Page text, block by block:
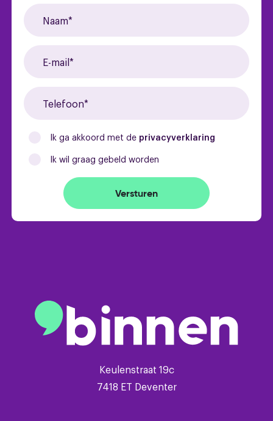
Ik ga akkoord met de privacyverklaring
Ik wil graag gebeld worden
Versturen
Keulenstraat 19c
7418 ET Deventer